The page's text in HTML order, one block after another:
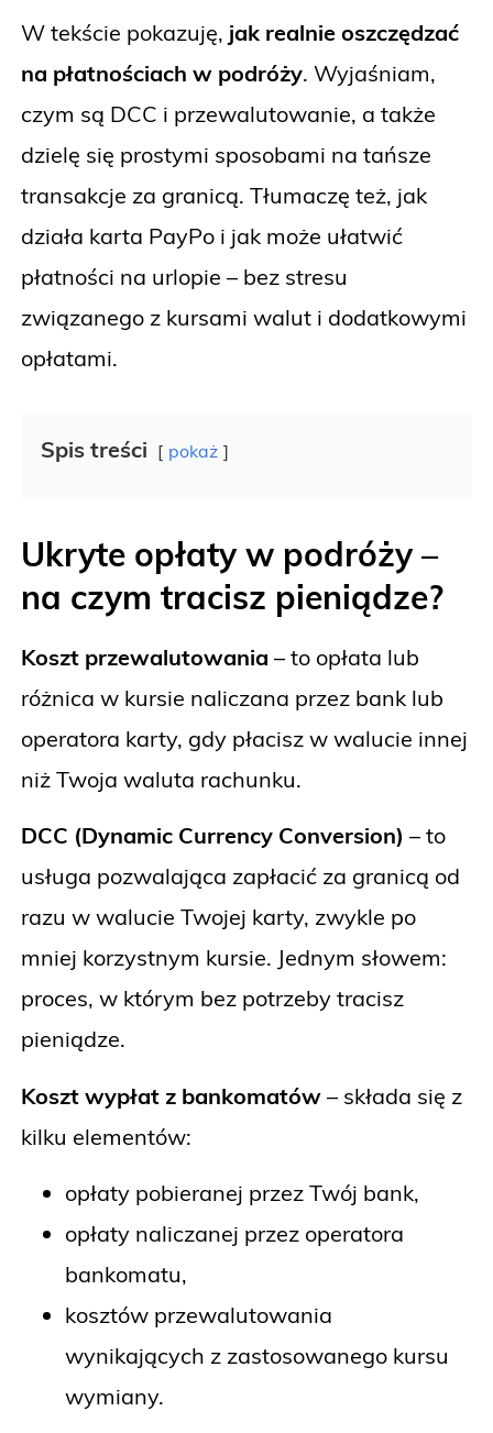
W tekście pokazuję, jak realnie oszczędzać
na płatnościach w podróży. Wyjaśniam,
czym są DCC i przewalutowanie, a także
dzielę się prostymi sposobami na tańsze
transakcje za granicą. Tłumaczę też, jak
działa karta PayPo i jak może ułatwić
płatności na urlopie – bez stresu
związanego z kursami walut i dodatkowymi
opłatami.
Spis treści pokaż
Ukryte opłaty w podróży –
na czym tracisz pieniądze?
Koszt przewalutowania – to opłata lub
różnica w kursie naliczana przez bank lub
operatora karty, gdy płacisz w walucie innej
niż Twoja waluta rachunku.
DCC (Dynamic Currency Conversion) – to
usługa pozwalająca zapłacić za granicą od
razu w walucie Twojej karty, zwykle po
mniej korzystnym kursie. Jednym słowem:
proces, w którym bez potrzeby tracisz
pieniądze.
Koszt wypłat z bankomatów – składa się z
kilku elementów:
opłaty pobieranej przez Twój bank,
opłaty naliczanej przez operatora
bankomatu,
kosztów przewalutowania
wynikających z zastosowanego kursu
wymiany.